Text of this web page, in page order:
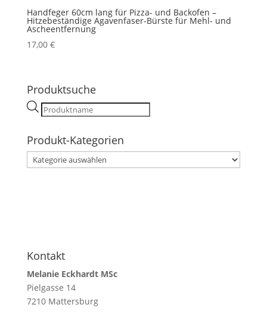
Handfeger 60cm lang für Pizza- und Backofen –
Hitzebeständige Agavenfaser-Bürste für Mehl- und
Ascheentfernung
17,00 €
Produktsuche
Products
Produkt-Kategorien
Kontakt
Melanie Eckhardt MSc
Pielgasse 14
7210 Mattersburg